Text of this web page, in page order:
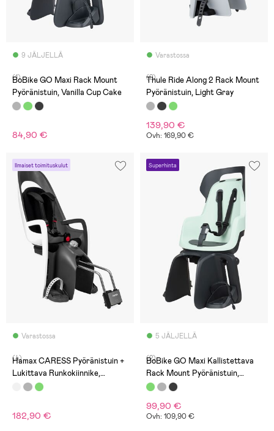
9 JÄLJELLÄ
(1)
BoBike GO Maxi Rack Mount
Pyöränistuin, Vanilla Cup Cake
84,90 €
Varastossa
(2)
Thule Ride Along 2 Rack Mount
Pyöränistuin, Light Gray
139,90 €
Ovh: 169,90 €
Ilmaiset toimituskulut
Varastossa
(4)
Hamax CARESS Pyöränistuin +
Lukittava Runkokiinnike,
White/Black
182,90 €
Superhinta
5 JÄLJELLÄ
(2)
BoBike GO Maxi Kallistettava
Rack Mount Pyöränistuin,
Marshmallow Mint
99,90 €
Ovh: 109,90 €